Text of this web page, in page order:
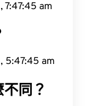
7:47:46 am
5:47:46 am
同？